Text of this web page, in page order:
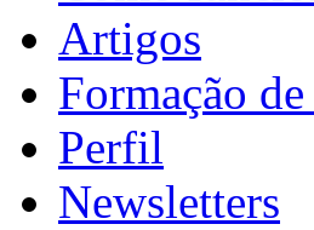
Artigos
Formação
Perfil
Newsletters